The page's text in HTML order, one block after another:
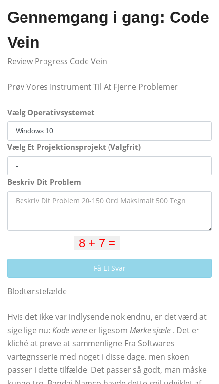
Gennemgang i gang: Code
Vein
Review Progress Code Vein
Prøv Vores Instrument Til At Fjerne Problemer
Vælg Operativsystemet
Vælg Et Projektionsprojekt (Valgfrit)
Beskriv Dit Problem
Få Et Svar
Blodtørstefælde
Hvis det ikke var indlysende nok endnu, er det værd at
sige lige nu: Kode vene er ligesom Mørke sjæle . Det er
kliché at prøve at sammenligne Fra Softwares
vartegnsserie med noget i disse dage, men skoen
passer i dette tilfælde. Det passer så godt, man måske